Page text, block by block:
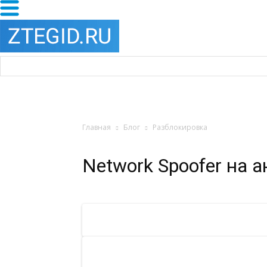
Главная Блог Разблокировка
Network Spoofer на